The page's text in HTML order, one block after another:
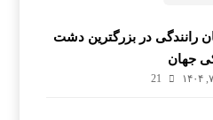
رانندگی در بزرگترین دشت
جهان
21